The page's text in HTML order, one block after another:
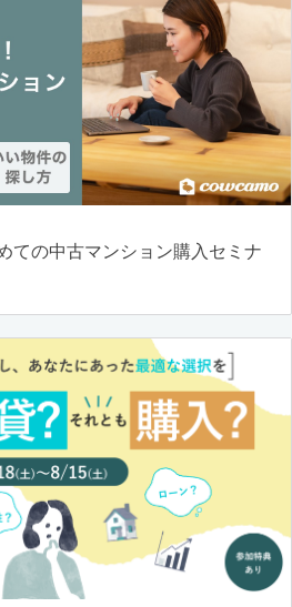
ての中古マンション購入セミナ